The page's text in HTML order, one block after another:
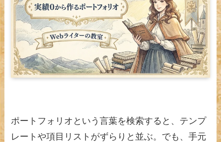
ポートフォリオという言葉を検索すると、テンプ
レートや項目リストがずらりと並ぶ。でも、手元